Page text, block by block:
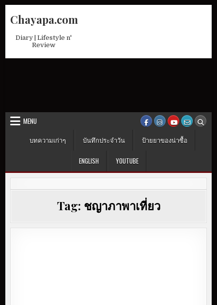
Chayapa.com
Diary | Lifestyle n'
Review
MENU
บทความเก่าๆ
บันทึกประจำวัน ป้ายยาของน่าซื้อ
ENGLISH YOUTUBE
Tag: ชญาภาพาเที่ยว